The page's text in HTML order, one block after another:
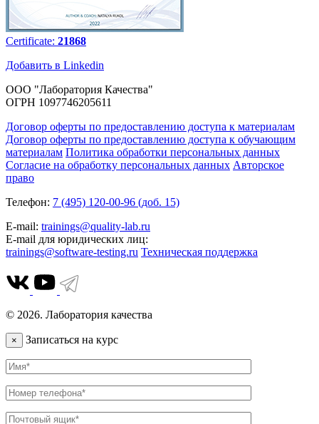
Certificate: 21868
Добавить в Linkedin
ООО "Лаборатория Качества"
ОГРН 1097746205611
Договор оферты по предоставлению доступа к материалам
Договор оферты по предоставлению доступа к обучающим
материалам Политика обработки персональных данных
Согласие на обработку персональных данных Авторское
право
Телефон: 7 (495) 120-00-96 (доб. 15)
E-mail: trainings@quality-lab.ru
E-mail для юридических лиц:
trainings@software-testing.ru Техническая поддержка
© 2026. Лаборатория качества
× Записаться на курс